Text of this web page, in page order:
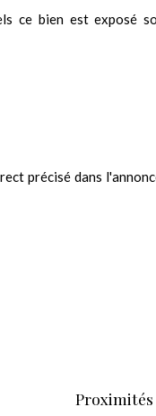
ce bien est exposé
précisé dans
Proximités